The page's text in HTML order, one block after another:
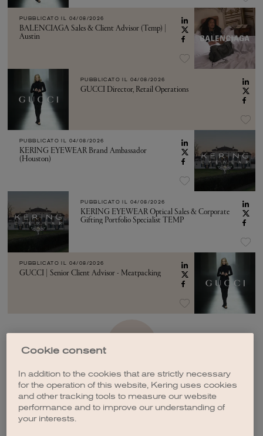
PUBBLICATO IL 04/08/2026
BALENCIAGA Sales & Client Advisor (Temp) |
Austin
PUBBLICATO IL 04/08/2026
GUCCI Director, Retail Operations
PUBBLICATO IL 04/08/2026
KERING EYEWEAR Brand Ambassador
(Houston)
PUBBLICATO IL 04/08/2026
KERING EYEWEAR Optical Sales & Corporate
Gifting Portfolio Specialist TEMP
PUBBLICATO IL 04/08/2026
GUCCI | Senior Client Advisor - Meatpacking
Cookie consent
In addition to the cookies that are strictly necessary
for the operation of this website, Kering uses cookies
and other tracking tools to measure our website
performance and to improve our understanding of
your interests.